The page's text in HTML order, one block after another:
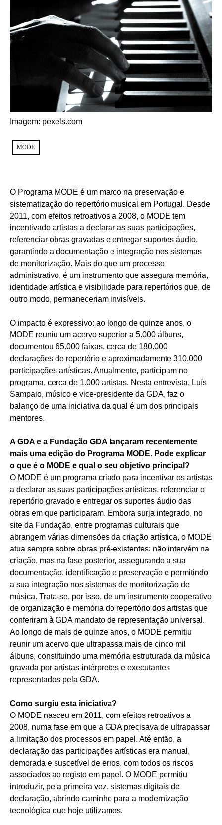
Imagem: pexels.com
MODE
O Programa MODE é um marco na preservação e
sistematização do repertório musical em Portugal. Desde
2011, com efeitos retroativos a 2008, o MODE tem
incentivado artistas a declarar as suas participações,
referenciar obras gravadas e entregar suportes áudio,
garantindo a documentação e integração nos sistemas
de monitorização. Mais do que um processo
administrativo, é um instrumento que assegura memória,
identidade artística e visibilidade para repertórios que, de
outro modo, permaneceriam invisíveis.
O impacto é expressivo: ao longo de quinze anos, o
MODE reuniu um acervo superior a 5.000 álbuns,
documentou 65.000 faixas, cerca de 180.000
declarações de repertório e aproximadamente 310.000
participações artísticas. Anualmente, participam no
programa, cerca de 1.000 artistas. Nesta entrevista, Luís
Sampaio, músico e vice-presidente da GDA, faz o
balanço de uma iniciativa da qual é um dos principais
mentores.
A GDA e a Fundação GDA lançaram recentemente
mais uma edição do Programa MODE. Pode explicar
o que é o MODE e qual o seu objetivo principal?
O MODE é um programa criado para incentivar os artistas
a declarar as suas participações artísticas, referenciar o
repertório gravado e entregar os suportes áudio das
obras em que participaram. Embora surja integrado, no
site da Fundação, entre programas culturais que
abrangem várias dimensões da criação artística, o MODE
atua sempre sobre obras pré‑existentes: não intervém na
criação, mas na fase posterior, assegurando a sua
documentação, identificação e preservação e permitindo
a sua integração nos sistemas de monitorização de
música. Trata-se, por isso, de um instrumento cooperativo
de organização e memória do repertório dos artistas que
conferiram à GDA mandato de representação universal.
Ao longo de mais de quinze anos, o MODE permitiu
reunir um acervo que ultrapassa mais de cinco mil
álbuns, constituindo uma memória estruturada da música
gravada por artistas‑intérpretes e executantes
representados pela GDA.
Como surgiu esta iniciativa?
O MODE nasceu em 2011, com efeitos retroativos a
2008, numa fase em que a GDA precisava de ultrapassar
a limitação dos processos em papel. Até então, a
declaração das participações artísticas era manual,
demorada e suscetível de erros, com todos os riscos
associados ao registo em papel. O MODE permitiu
introduzir, pela primeira vez, sistemas digitais de
declaração, abrindo caminho para a modernização
tecnológica que hoje utilizamos.